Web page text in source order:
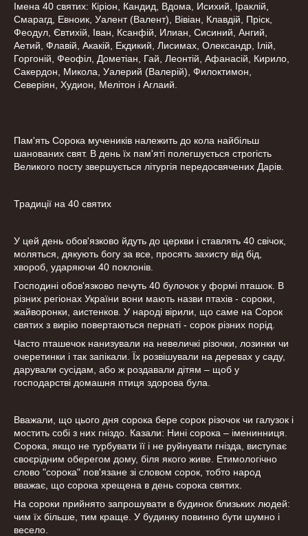
Імена 40 святих: Кіріон, Кандид, Вдома, Исихий, Іраклій,
Смарагд, Евноик, Уалент (Валент), Вівіан, Клавдій, Пріск,
Феодул, Євтихій, Іван, Ксанфій, Илиан, Сисиний, Ангий,
Аетий, Флавій, Акакій, Екдикий, Лисимах, Олександр, Ілій,
Горгоній, Феофіл, Дометіан, Гай, Леонтій, Афанасій, Кирило,
Сакердон, Микола, Уалерий (Валерій), Филоктимон,
Северіян, Худион, Мелітон і Аглаий.
Пам'ять Сорока мучеників належить до кола найбільш
шанованих свят. В день їх пам'яті полегшується строгість
Великого посту звершується літургія передосвячених Дарів.
Традиції на 40 святих
У цей день обов'язково йдуть до церкви і ставлять 40 свічок,
моляться, дякують богу за все, просять захисту від бід,
хвороб, ударяючи 40 поклонів.
Господині обов'язково печуть 40 булочок у формі пташок. В
різних регіонах України вони мають назви птахів - сороки,
жайворонки, аистенков. У народі вірили, що саме на Сорок
святих з вирію повертаються пернаті - сорок різних порід.
Часто пташечок нанизували на невеличкі різочки, лозинки чи
очеретинки і так запікали. Їх розвішували на деревах у саду,
дарували сусідам, або ж роздавали дітям – щоб у
господарстві домашня птиця здорова була.
Вважали, що цього дня сорока бере сорок різочок чи галузок і
мостить собі з них гніздо. Казали: Нині сорока – іменинниця.
Сорока, якщо не турбувати її і не руйнувати гнізда, виступає
своєрідним оберегом дому, біля якого живе. Етимологічно
слово "сорока" пов'язане зі словом сорок, тобто народ
вважає, що сорока хрещена в день сорока святих.
На сороки прийнято запрошувати в будинок близьких людей:
чим їх більше, тим краще. У будинку повинно бути шумно і
весело.